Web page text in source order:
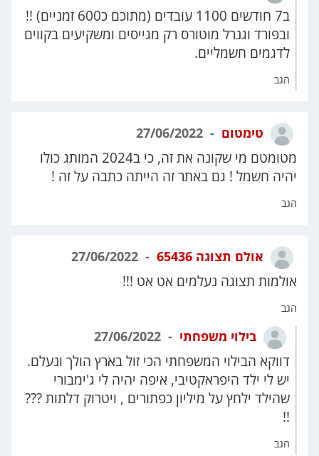
ב7 חודשים 1100 עובדים (מתוכם כ600 זמניים) !!
ובפורד וגנרל מוטורס רק מגייסים ומשקיעים בקווים
לדגמים חשמליים.
הגב
טימטום
מטומטם מי שקונה את זה, כי ב2024 המותג כולו
יהיה חשמל ! גם באתר זה הייתה כתבה על זה !
הגב
אולם תצוגה 65436
אולמות תצוגה נעלמים אט אט !!!
הגב
בילוי משפחתי
דווקא הבילוי המשפחתי הכי זול בארץ הולך ונעלם.
יש לי ילד היפראקטיבי, איפה יהיה לי ג'ימבורי
שהילד ילחץ על מיליון כפתורים , ויטרוק דלתות ???
!!
הגב